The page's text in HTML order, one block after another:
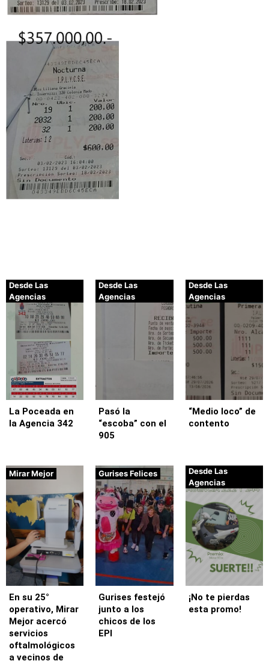
Desde Las
Agencias
La Poceada en
la Agencia 342
Desde Las
Agencias
Pasó la
“escoba” con el
905
Desde Las
Agencias
“Medio loco” de
contento
Mirar Mejor
En su 25°
operativo, Mirar
Mejor acercó
servicios
oftalmológicos
a vecinos de
Gurises Felices
Gurises festejó
junto a los
chicos de los
EPI
Desde Las
Agencias
¡No te pierdas
esta promo!